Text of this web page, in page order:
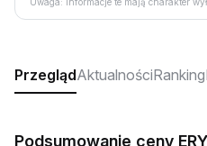
PrzeglądAktualnościRanking
Podsumowanie ceny